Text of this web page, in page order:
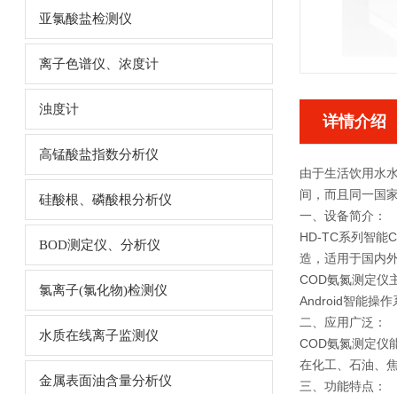
亚氯酸盐检测仪
离子色谱仪、浓度计
浊度计
高锰酸盐指数分析仪
硅酸根、磷酸根分析仪
BOD测定仪、分析仪
氯离子(氯化物)检测仪
水质在线离子监测仪
金属表面油含量分析仪
详情介绍
由于生活饮用水
间，而且同一国
一、设备简介：
HD-TC系列智能
造，适用于国内
COD氨氮测定仪
Android智能操作
二、应用广泛：
COD氨氮测定仪
在化工、石油、
三、功能特点：